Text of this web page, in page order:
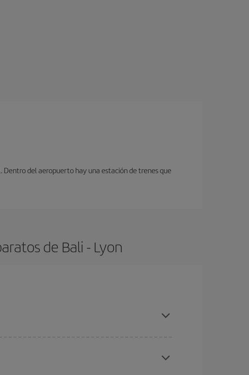
Dentro del aeropuerto hay una estación de trenes que
de Bali - Lyon